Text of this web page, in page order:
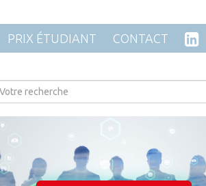
PRIX ÉTUDIANT CONTACT